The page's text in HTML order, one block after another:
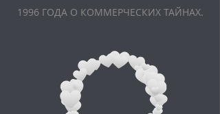
1996 ГОДА О КОММЕРЧЕСКИХ ТАЙНАХ.